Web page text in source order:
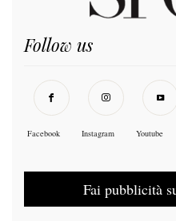
Follow us
Facebook Instagram Youtube
Fai pubblicità